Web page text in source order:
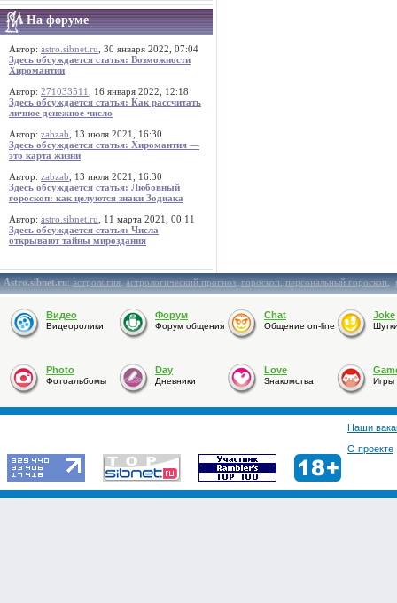
На форуме
Автор: astro.sibnet.ru , 30 января 2022, 07:04
Здесь обсуждается статья: Возможности
Хиромантии
Автор: 271033511
, 16 января 2022, 12:18
Здесь обсуждается статья: Как рассчитать
личное денежное число
Автор: zabzab , 13 июля 2021, 16:30
Здесь обсуждается статья: Хиромантия —
это карта жизни
Автор: zabzab , 13 июля 2021, 16:30
Здесь обсуждается статья: Любовный
гороскоп: как целуются знаки Зодиака
Автор: astro.sibnet.ru , 11 марта 2021, 00:11
Здесь обсуждается статья: Числа
открывают тайны мироздания
Astro.sibnet.ru:астрология,астрологический прогноз,гороскоп,персональный гороскоп,
Видео
Видеоролики
Форум
Форум общения
Chat
Общение on-line
Joke
Photo
Фотоальбомы
Day
Дневники
Love
Знакомства Игры
Наши
О проекте